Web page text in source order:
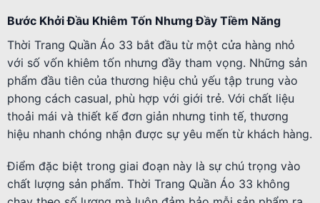
Bước Khởi Đầu Khiêm Tốn Nhưng Đầy Tiềm Năng
Thời Trang Quần Áo 33 bắt đầu từ một cửa hàng nhỏ
với số vốn khiêm tốn nhưng đầy tham vọng. Những sản
phẩm đầu tiên của thương hiệu chủ yếu tập trung vào
phong cách casual, phù hợp với giới trẻ. Với chất liệu
thoải mái và thiết kế đơn giản nhưng tinh tế, thương
hiệu nhanh chóng nhận được sự yêu mến từ khách hàng.
Điểm đặc biệt trong giai đoạn này là sự chú trọng vào
chất lượng sản phẩm. Thời Trang Quần Áo 33 không